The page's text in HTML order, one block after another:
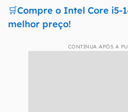
🛒Compre o Intel Core i5-
melhor preço!
CONTINUA APÓS A